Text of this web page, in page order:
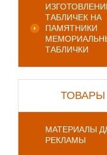
ТАБЛИЧЕК НА
ПАМЯТНИКИ
ТАБЛИЧКИ
ТОВАРЫ
МАТЕРИАЛЫ
РЕКЛАМЫ